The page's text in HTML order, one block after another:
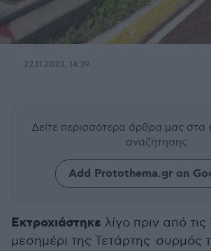
22.11.2023, 14:39
Δείτε περισσότερα άρθρα μας στα
αναζήτησης
Add Protothema.gr on
Εκτροχιάστηκε λίγο πριν από
μεσημέρι της Τετάρτης συρμός